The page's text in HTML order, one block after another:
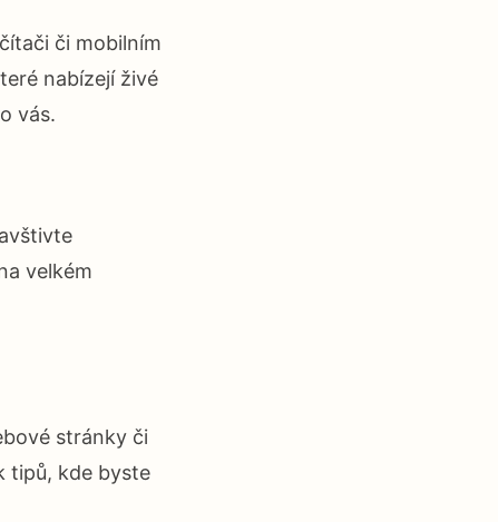
či mobilním
nabízejí živé
vás.
velkém
stránky či
tipů, kde byste